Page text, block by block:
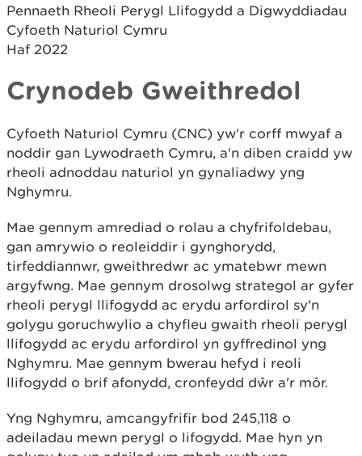
Pennaeth Rheoli Perygl Llifogydd a Digwyddiadau
Cyfoeth Naturiol Cymru
Haf 2022
Crynodeb Gweithredol
Cyfoeth Naturiol Cymru (CNC) yw'r corff mwyaf a
noddir gan Lywodraeth Cymru, a'n diben craidd yw
rheoli adnoddau naturiol yn gynaliadwy yng
Nghymru.
Mae gennym amrediad o rolau a chyfrifoldebau,
gan amrywio o reoleiddir i gynghorydd,
tirfeddiannwr, gweithredwr ac ymatebwr mewn
argyfwng. Mae gennym drosolwg strategol ar gyfer
rheoli perygl llifogydd ac erydu arfordirol sy'n
golygu goruchwylio a chyfleu gwaith rheoli perygl
llifogydd ac erydu arfordirol yn gyffredinol yng
Nghymru. Mae gennym bwerau hefyd i reoli
llifogydd o brif afonydd, cronfeydd dŵr a'r môr.
Yng Nghymru, amcangyfrifir bod 245,118 o
adeiladau mewn perygl o lifogydd. Mae hyn yn